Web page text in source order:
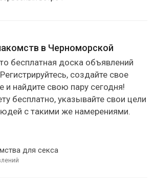
в Черноморской
бесплатная доска объявлений
создайте свое
и найдите свою пару сегодня!
бесплатно, указывайте свои цели
с такими же намерениями.
для секса